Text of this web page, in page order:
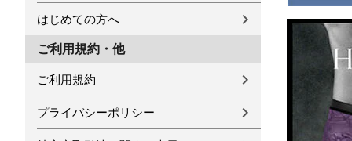
はじめての方へ
ご利用規約・他
ご利用規約
プライバシーポリシー